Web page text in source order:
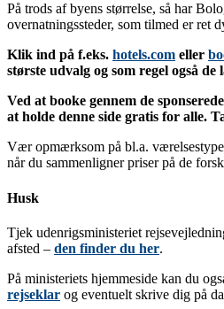
På trods af byens størrelse, så har
overnatningssteder, som tilmed er ret
Klik ind på f.eks. hotels.com eller
største udvalg og som regel også de
Ved at booke gennem de
at holde denne side gratis for alle.
Vær opmærksom på bl.a.
når du sammenligner priser på de
Husk
Tjek udenrigsministeriet
afsted – den finder du her.
På ministeriets hjemmeside kan du
rejseklar og eventuelt skrive dig på